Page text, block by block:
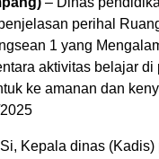
perihal
1 yang
aktivitas belajar di
ke amanan dan
Kepala dinas